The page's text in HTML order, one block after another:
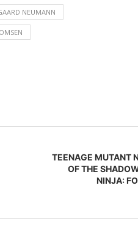
NEUMANN
TEENAGE MUTANT
OF THE
NINJA: